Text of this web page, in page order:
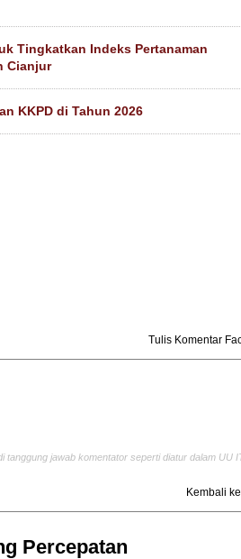
Tingkatkan Indeks Pertanaman
Cianjur
KKPD di Tahun 2026
Tulis Komentar
tanggung jawab komentator seperti diatur dalam UU
Kembali
Percepatan